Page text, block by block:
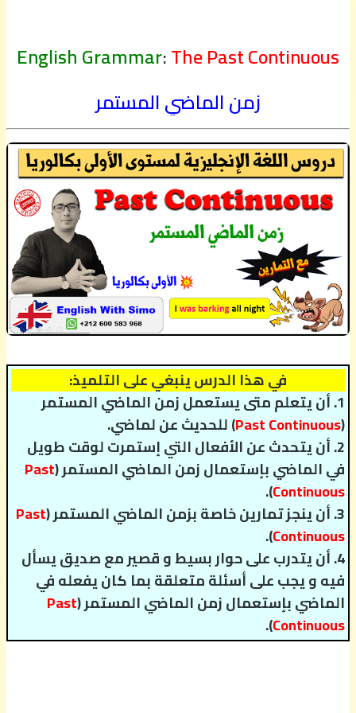
English Grammar:The Past Continuous
زمن الماضي المستمر
في هذا الدرس ينبغي على التلميذ:
1. أن يتعلم متى يستعمل زمن الماضي المستمر
(
Past Continuous) للحديث عن لماضي.
2. أن يتحدث عن الأفعال التي إستمرت لوقت طويل
في الماضي بإستعمال زمن الماضي المستمر (Past
Continuous
).
3. أن ينجز تمارين خاصة بزمن الماضي المستمر (
Past
Continuous
).
4. أن يتدرب على حوار بسيط و قصير مع صديق يسأل
فيه و يجب على أسئلة متعلقة بما كان يفعله في
الماضي بإستعمال زمن الماضي المستمر (Past
Continuous
).